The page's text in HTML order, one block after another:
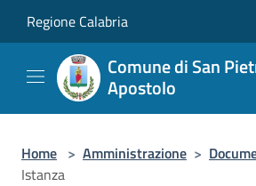
Regione Calabria
Comune di San
Apostolo
Home > Amministrazione >
Istanza